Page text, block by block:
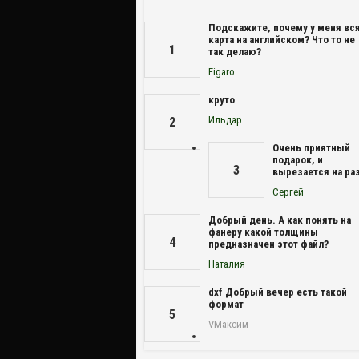
1
Подскажите, почему у меня
карта на английском? Что то не
так делаю?
Figaro
2
круто
Ильдар
3
Очень приятный
подарок, и
вырезается на
Сергей
4
Добрый день. А как понять на
фанеру какой толщины
предназначен этот файл?
Наталия
5
dxf Добрый вечер есть такой
формат
VМаксим